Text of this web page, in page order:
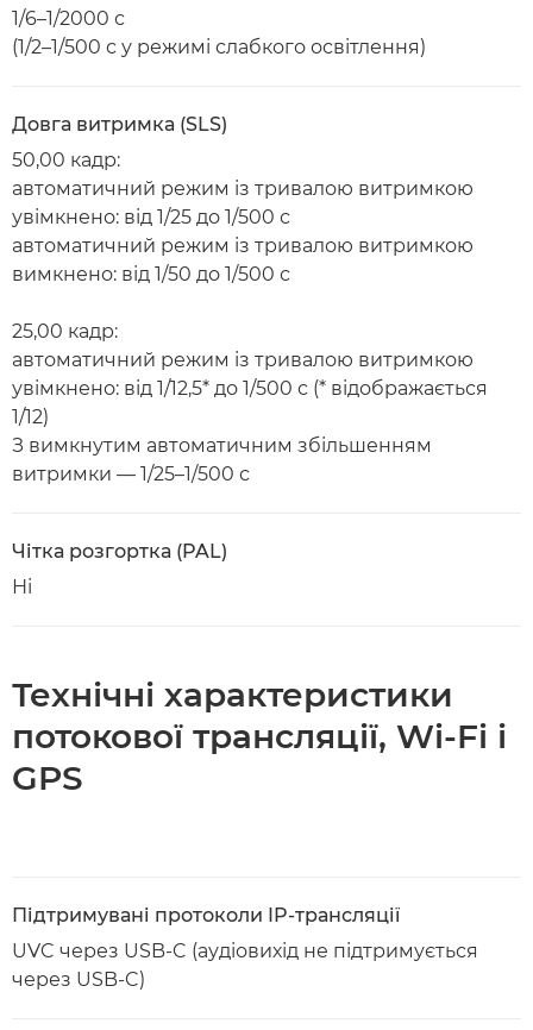
1/6–1/2000 с
(1/2–1/500 с у режимі слабкого освітлення)
Довга витримка (SLS)
50,00 кадр:
автоматичний режим із тривалою витримкою
увімкнено: від 1/25 до 1/500 с
автоматичний режим із тривалою витримкою
вимкнено: від 1/50 до 1/500 с
25,00 кадр:
автоматичний режим із тривалою витримкою
увімкнено: від 1/12,5* до 1/500 с (* відображається
1/12)
З вимкнутим автоматичним збільшенням
витримки — 1/25–1/500 с
Чітка розгортка (PAL)
Ні
Технічні характеристики
потокової трансляції, Wi-Fi і
GPS
Підтримувані протоколи IP-трансляції
UVC через USB-C (аудіовихід не підтримується
через USB-C)